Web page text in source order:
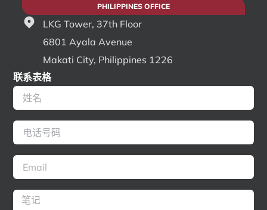
PHILIPPINES OFFICE
LKG Tower, 37th Floor
6801 Ayala Avenue
Makati City, Philippines 1226
联系表格